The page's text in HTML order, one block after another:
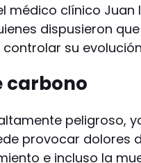
médico clínico Juan
dispusieron que
su
carbono
peligroso,
provocar dolores
e incluso la